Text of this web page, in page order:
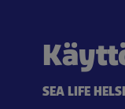
SEA LIFE